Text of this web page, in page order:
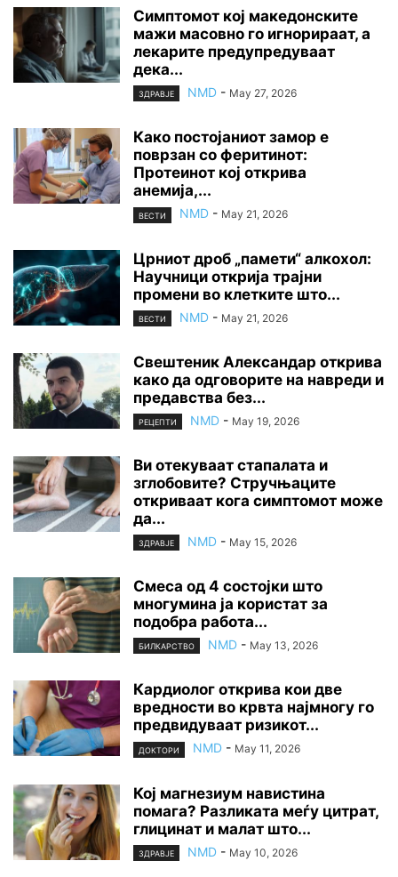
Симптомот кој македонските
мажи масовно го игнорираат, а
лекарите предупредуваат
дека...
ЗДРАВЈЕ NMD - May 27, 2026
Како постојаниот замор е
поврзан со феритинот:
Протеинот кој открива
анемија,...
ВЕСТИ NMD - May 21, 2026
Црниот дроб „памети“ алкохол:
Научници открија трајни
промени во клетките што...
ВЕСТИ NMD - May 21, 2026
Свештеник Александар открива
како да одговорите на навреди и
предавства без...
РЕЦЕПТИ NMD - May 19, 2026
Ви отекуваат стапалата и
зглобовите? Стручњаците
откриваат кога симптомот може
да...
ЗДРАВЈЕ NMD - May 15, 2026
Смеса од 4 состојки што
многумина ја користат за
подобра работа...
БИЛКАРСТВО NMD - May 13, 2026
Кардиолог открива кои две
вредности во крвта најмногу го
предвидуваат ризикот...
ДОКТОРИ NMD - May 11, 2026
Кој магнезиум навистина
помага? Разликата меѓу цитрат,
глицинат и малат што...
ЗДРАВЈЕ NMD - May 10, 2026